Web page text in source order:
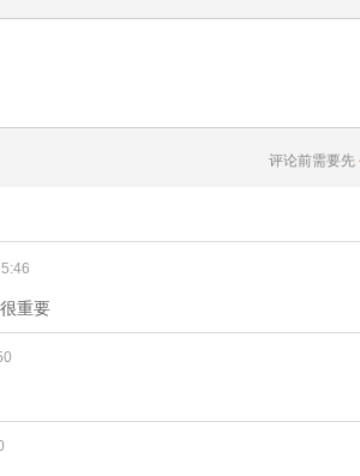
评论前需要先
重要